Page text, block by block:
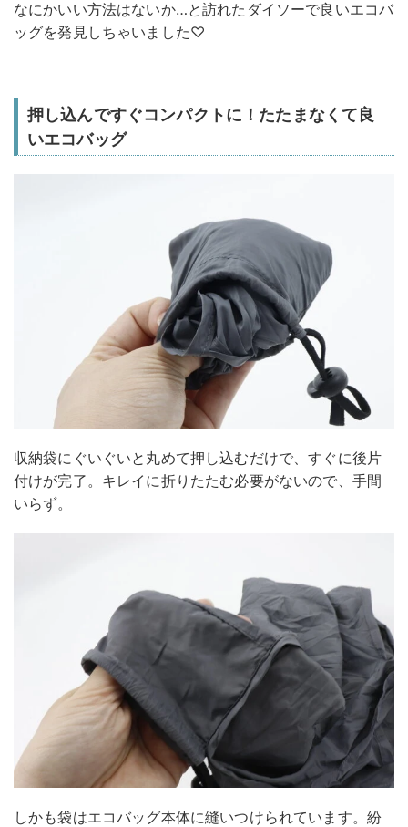
なにかいい方法はないか…と訪れたダイソーで良いエコバ
ッグを発見しちゃいました♡
押し込んですぐコンパクトに！たたまなくて良
いエコバッグ
収納袋にぐいぐいと丸めて押し込むだけで、すぐに後片
付けが完了。キレイに折りたたむ必要がないので、手間
いらず。
しかも袋はエコバッグ本体に縫いつけられています。紛